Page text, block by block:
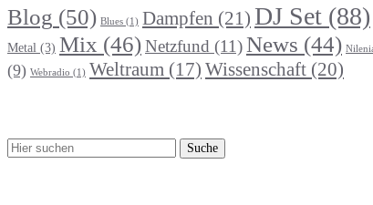
Blog (50) Blues (1) Dampfen (21) DJ Set (88)
Metal (3) Mix (46)Netzfund (11)News (44)
(9) Webradio (1) Weltraum (17) Wissenschaft (20)